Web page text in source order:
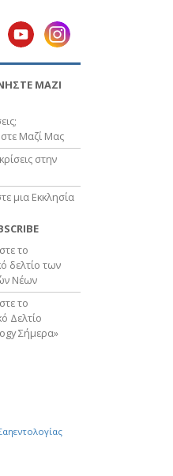
ΜΑΖΙ
Μαζί Μας
στην
μια Εκκλησία
το
δελτίο των
Νέων
το
Δελτίο
Σήμερα»